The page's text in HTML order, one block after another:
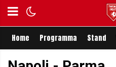
Home Programma Stand